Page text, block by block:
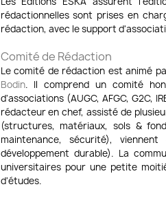
rédactionnelles sont prises en
rédaction, avec le support
Comité de Rédaction
Le comité de rédaction est animé
Bodin. Il comprend un comité
d'associations (AUGC, AFGC, G2C,
rédacteur en chef, assisté de
(structures, matériaux, sols &
maintenance, sécurité),
développement durable). La
universitaires pour une petite
d'études.